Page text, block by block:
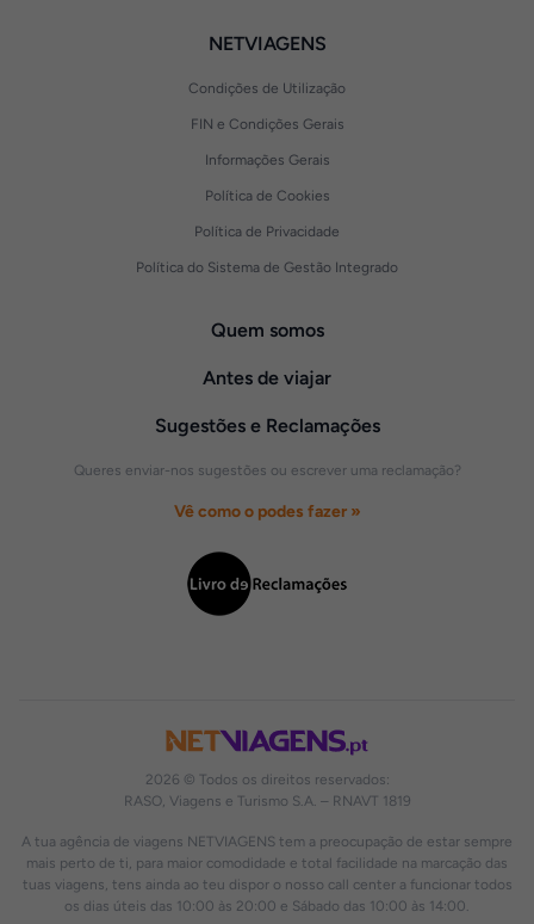
2026 © Todos os direitos reservados:
RASO, Viagens e Turismo S.A. – RNAVT 1819
A tua agência de viagens NETVIAGENS tem a preocupação de estar sempre
mais perto de ti, para maior comodidade e total facilidade na marcação das
tuas viagens, tens ainda ao teu dispor o nosso call center a funcionar todos
os dias úteis das 10:00 às 20:00 e Sábado das 10:00 às 14:00.
NETVIAGENS
Condições de Utilização
FIN e Condições Gerais
Informações Gerais
Política de Cookies
Política de Privacidade
Política do Sistema de Gestão Integrado
Quem somos
Antes de viajar
Sugestões e Reclamações
Queres enviar-nos sugestões ou escrever uma reclamação?
Vê como o podes fazer »